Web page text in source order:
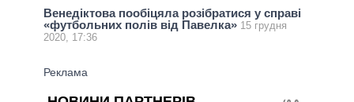
Венедіктова пообіцяла розібратися у справі
«футбольних полів від Павелка» 15 грудня
2020, 17:36